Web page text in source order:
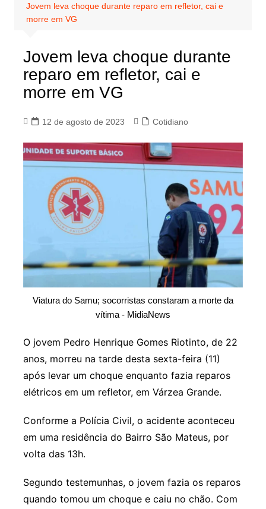
Jovem leva choque durante reparo em refletor, cai e
morre em VG
Jovem leva choque durante
reparo em refletor, cai e
morre em VG
12 de agosto de 2023 Cotidiano
Viatura do Samu; socorristas constaram a morte da
vítima - MidiaNews
O jovem Pedro Henrique Gomes Riotinto, de 22
anos, morreu na tarde desta sexta-feira (11)
após levar um choque enquanto fazia reparos
elétricos em um refletor, em Várzea Grande.
Conforme a Polícia Civil, o acidente aconteceu
em uma residência do Bairro São Mateus, por
volta das 13h.
Segundo testemunhas, o jovem fazia os reparos
quando tomou um choque e caiu no chão. Com